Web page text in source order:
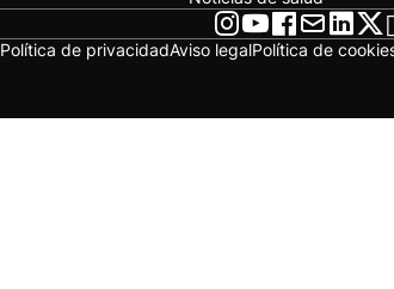
Política de privacidadAviso legalPolítica de